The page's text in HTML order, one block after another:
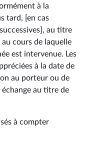
à la
tard, [en cas
au titre
au cours de laquelle
est intervenue. Les
à la date de
au porteur ou de
au titre de
à compter